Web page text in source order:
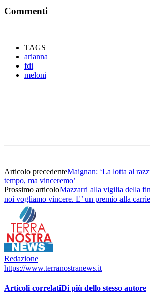
Commenti
TAGS
arianna
fdi
meloni
Articolo precedenteMaignan: ‘La lotta al
tempo, ma vinceremo’
Prossimo articoloMazzarri alla vigilia della
noi vogliamo vincere. E’ un premio alla
Redazione
https://www.terranostranews.it
Articoli correlatiDi più dello stesso autore